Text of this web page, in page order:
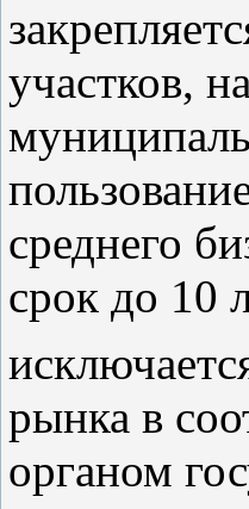
участков,
среднего
срок до 10
рынка в
органом